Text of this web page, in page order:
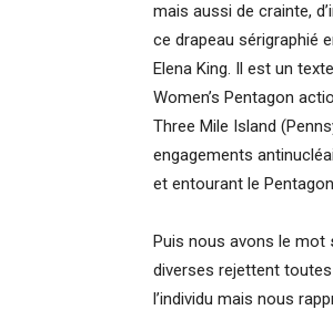
mais aussi de crainte,
ce drapeau sérigraphié
Elena King. Il est un
Women’s Pentagon
Three Mile Island
engagements
et entourant le
Puis nous avons le mot
diverses rejettent
l’individu mais nous